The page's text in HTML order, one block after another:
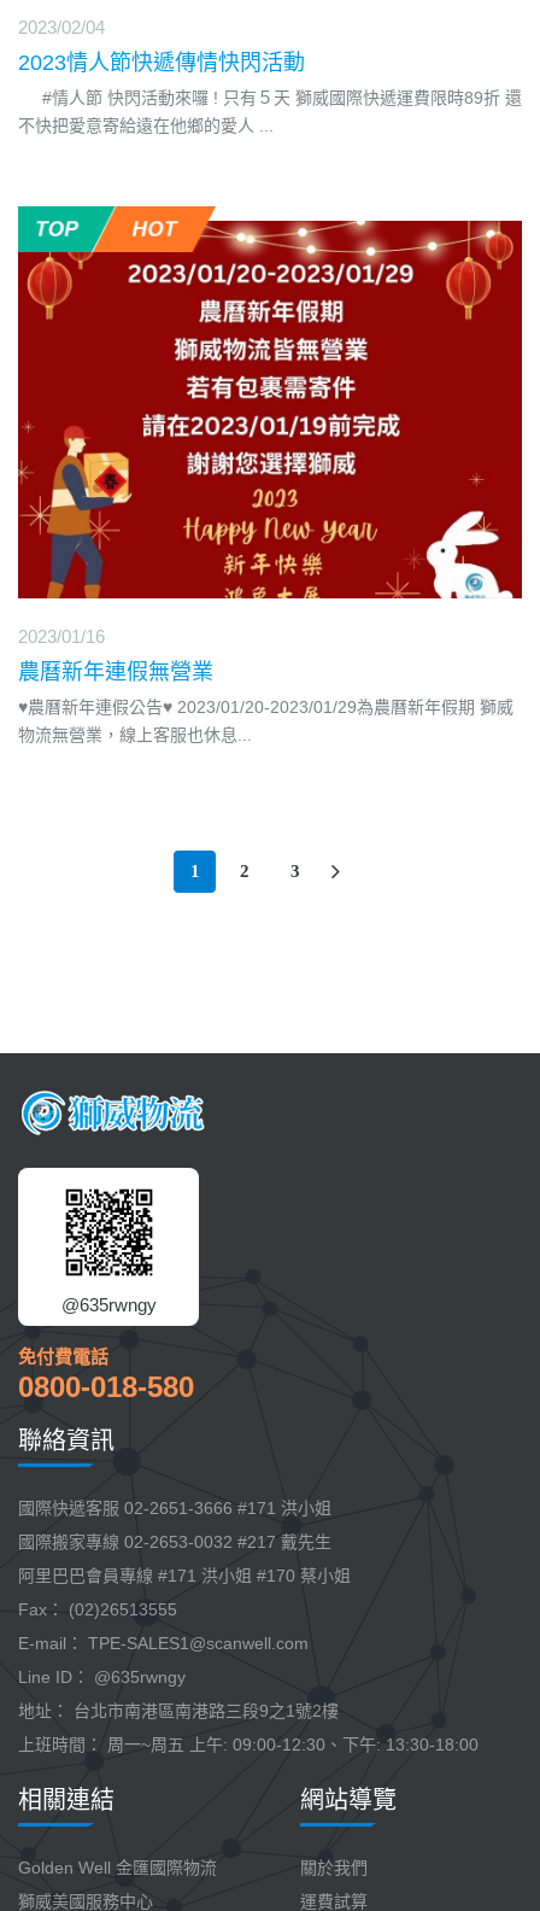
2023/02/04
2023情人節快遞傳情快閃活動
#情人節 快閃活動來囉 ! 只有５天 獅威國際快遞運費限時89折 還
不快把愛意寄給遠在他鄉的愛人
2023/01/16
農曆新年連假無營業
♥農曆新年連假公告♥ 2023/01/20-2023/01/29為農曆新年假期 獅威
物流無營業，線上客服也休息
1 2 3
@635rwngy
免付費電話
0800-018-580
聯絡資訊
國際快遞客服 02-2651-3666 #171 洪小姐
國際搬家專線 02-2653-0032 #217 戴先生
阿里巴巴會員專線 #171 洪小姐 #170 蔡小姐
Fax： (02)26513555
E-mail： TPE-SALES1@scanwell.com
Line ID： @635rwngy
地址： 台北市南港區南港路三段9之1號2樓
上班時間： 周一~周五 上午: 09:00-12:30、下午: 13:30-18:00
相關連結
Golden Well 金匯國際物流
獅威美國服務中心
網站導覽
關於我們
運費試算